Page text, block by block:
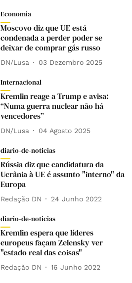
Economia
Moscovo diz que UE está
condenada a perder poder se
deixar de comprar gás russo
DN/Lusa 03 Dezembro 2025
Internacional
Kremlin reage a Trump e avisa:
“Numa guerra nuclear não há
vencedores”
DN/Lusa 04 Agosto 2025
diario-de-noticias
Rússia diz que candidatura da
Ucrânia à UE é assunto "interno" da
Europa
Redação DN 24 Junho 2022
diario-de-noticias
Kremlin espera que líderes
europeus façam Zelensky ver
"estado real das coisas"
Redação DN 16 Junho 2022